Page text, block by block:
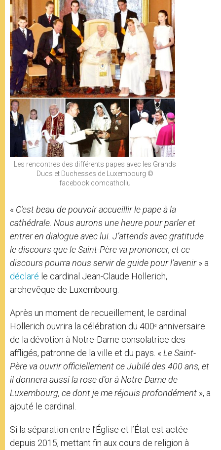
Les rencontres des différents papes avec les Grands
Ducs et Duchesses de Luxembourg ©
facebook.comcathollu
« C’est beau de pouvoir accueillir le pape à la
cathédrale. Nous aurons une heure pour parler et
entrer en dialogue avec lui. J’attends avec gratitude
le discours que le Saint-Père va prononcer, et ce
discours pourra nous servir de guide pour l’avenir» a
déclaré le cardinal Jean-Claude Hollerich,
archevêque de Luxembourg.
Après un moment de recueillement, le cardinal
Hollerich ouvrira la célébration du 400ᵉ anniversaire
de la dévotion à Notre-Dame consolatrice des
affligés, patronne de la ville et du pays. « Le Saint-
Père va ouvrir officiellement ce Jubilé des 400 ans, et
il donnera aussi la rose d’or à Notre-Dame de
Luxembourg, ce dont je me réjouis profondément », a
ajouté le cardinal.
Si la séparation entre l’Église et l’État est actée
depuis 2015, mettant fin aux cours de religion à